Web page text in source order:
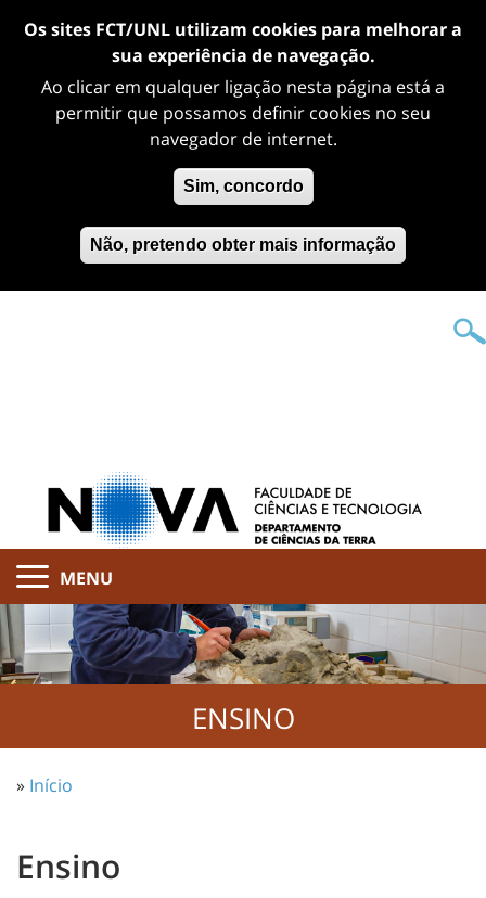
Os sites FCT/UNL utilizam cookies para melhorar a
sua experiência de navegação.
Ao clicar em qualquer ligação nesta página está a
permitir que possamos definir cookies no seu
navegador de internet.
Sim, concordo
Não, pretendo obter mais informação
MENU
ENSINO
» Início
Ensino